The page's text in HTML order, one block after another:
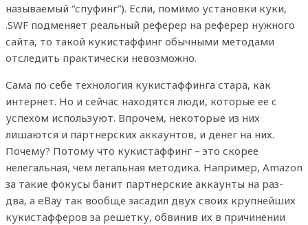
называемый “спуфинг”). Если, помимо установки куки,
.SWF подменяет реальный реферер на реферер нужного
сайта, то такой кукистаффинг обычными методами
отследить практически невозможно.
Сама по себе технология кукистаффинга стара, как
интернет. Но и сейчас находятся люди, которые ее с
успехом используют. Впрочем, некоторые из них
лишаются и партнерских аккаунтов, и денег на них.
Почему? Потому что кукистаффинг – это скорее
нелегальная, чем легальная методика. Например, Amazon
за такие фокусы банит партнерские аккаунты на раз-
два, а eBay так вообще засадил двух своих крупнейших
кукистафферов за решетку, обвинив их в причинении